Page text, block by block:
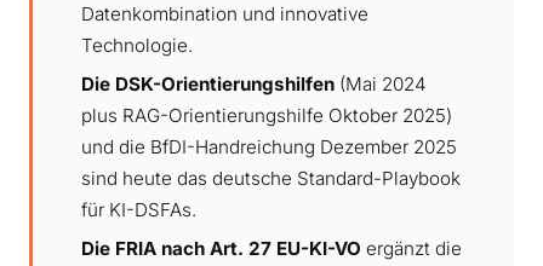
Datenkombination und innovative
Technologie.
Die DSK-Orientierungshilfen (Mai 2024
plus RAG-Orientierungshilfe Oktober 2025)
und die BfDI-Handreichung Dezember 2025
sind heute das deutsche Standard-Playbook
für KI-DSFAs.
Die FRIA nach Art. 27 EU-KI-VO ergänzt die